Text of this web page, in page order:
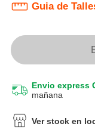
Guia de
Envio express
mañana
Ver stock en